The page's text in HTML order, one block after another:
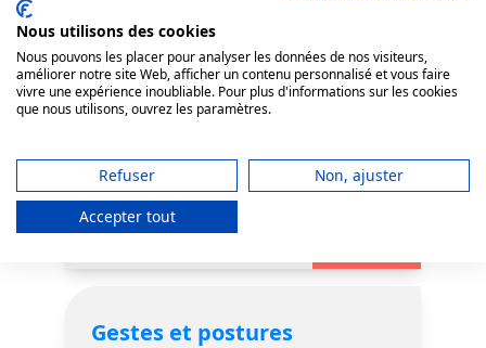
Les bases et
perfectionnement en
cuisine
Gestes et postures
Nous utilisons des cookies
Nous pouvons les placer pour analyser les données de nos visiteurs,
améliorer notre site Web, afficher un contenu personnalisé et vous faire
vivre une expérience inoubliable. Pour plus d'informations sur les cookies
que nous utilisons, ouvrez les paramètres.
Refuser
Non, ajuster
Accepter tout